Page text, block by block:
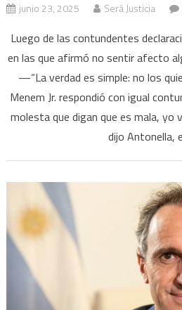
junio 23, 2025 Será Justicia
Luego de las contundentes
en las que afirmó no sentir afecto
—“La verdad es simple: no los
Menem Jr. respondió con igual
molesta que digan que es mala, yo
dijo Antonella,